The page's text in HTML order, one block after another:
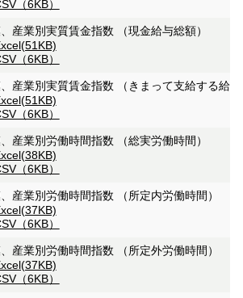
（6KB）
産業別実質賃金指数 （現金給与総額）
（6KB）
産業別実質賃金指数 （きまって支給する給
（6KB）
産業別労働時間指数 （総実労働時間）
（6KB）
産業別労働時間指数 （所定内労働時間）
（6KB）
産業別労働時間指数 （所定外労働時間）
（6KB）